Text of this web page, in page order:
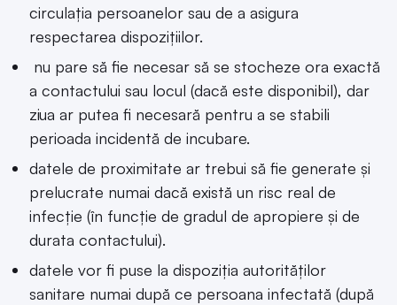
circulația persoanelor sau de a asigura
respectarea dispozițiilor.
nu pare să fie necesar să se stocheze ora exactă
a contactului sau locul (dacă este disponibil), dar
ziua ar putea fi necesară pentru a se stabili
perioada incidentă de incubare.
datele de proximitate ar trebui să fie generate și
prelucrate numai dacă există un risc real de
infecție (în funcție de gradul de apropiere și de
durata contactului).
datele vor fi puse la dispoziția autorităților
sanitare numai după ce persoana infectată (după